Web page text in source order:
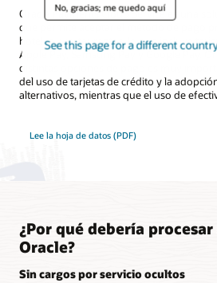
No, gracias; me quedo aquí
See this page for a different
Oracle Payments Cloud Service es una
que permite aceptar el método de pago
hoteles y restaurantes, lo que incluye
Apple Pay, Samsung Pay y Google Pay.
distintas opciones de pago es muy
del uso de tarjetas de crédito y la
alternativos, mientras que el uso de
Lee la hoja de datos (PDF)
¿Por qué debería
Oracle?
Sin cargos por servicio ocultos